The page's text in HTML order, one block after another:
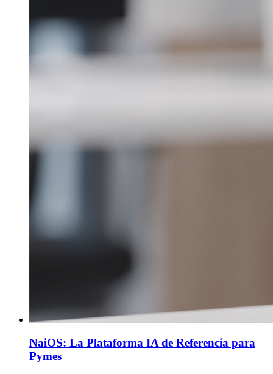
NaiOS: La Plataforma IA de Referencia para
Pymes